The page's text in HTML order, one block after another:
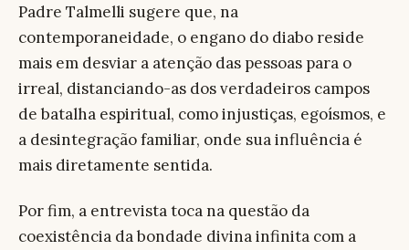
Padre Talmelli sugere que, na
contemporaneidade, o engano do diabo reside
mais em desviar a atenção das pessoas para o
irreal, distanciando-as dos verdadeiros campos
de batalha espiritual, como injustiças, egoísmos, e
a desintegração familiar, onde sua influência é
mais diretamente sentida.
Por fim, a entrevista toca na questão da
coexistência da bondade divina infinita com a